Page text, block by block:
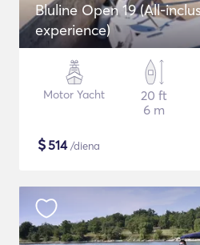
Bluline Open 19 (All-
experience)
Motor Yacht
20 ft
6 m
$514/diena